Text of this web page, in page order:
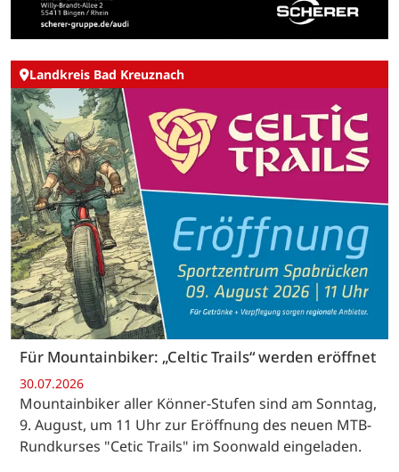
Landkreis Bad Kreuznach
Für Mountainbiker: „Celtic Trails“ werden eröffnet
30.07.2026
Mountainbiker aller Könner-Stufen sind am Sonntag,
9. August, um 11 Uhr zur Eröffnung des neuen MTB-
Rundkurses "Cetic Trails" im Soonwald eingeladen.